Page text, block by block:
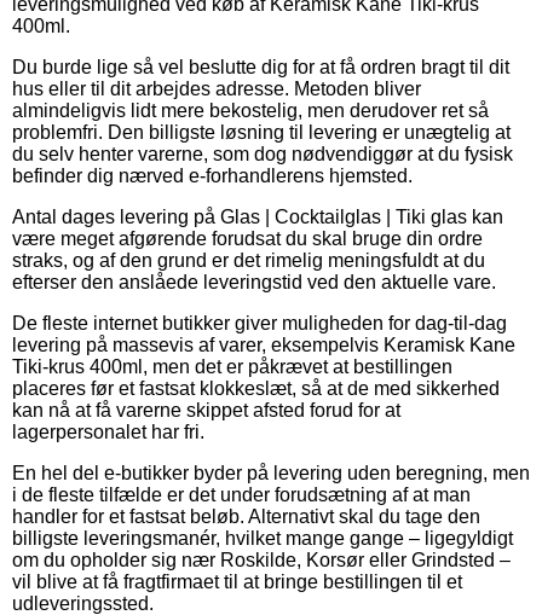
400ml.
Du burde lige så vel beslutte dig for at få ordren bragt til dit
hus eller til dit arbejdes adresse. Metoden bliver
almindeligvis lidt mere bekostelig, men derudover ret så
problemfri. Den billigste løsning til levering er unægtelig at
du selv henter varerne, som dog nødvendiggør at du fysisk
befinder dig nærved e-forhandlerens hjemsted.
Antal dages levering på Glas | Cocktailglas | Tiki glas kan
være meget afgørende forudsat du skal bruge din ordre
straks, og af den grund er det rimelig meningsfuldt at du
efterser den anslåede leveringstid ved den aktuelle vare.
De fleste internet butikker giver muligheden for dag-til-dag
levering på massevis af varer, eksempelvis Keramisk Kane
Tiki-krus 400ml, men det er påkrævet at bestillingen
placeres før et fastsat klokkeslæt, så at de med sikkerhed
kan nå at få varerne skippet afsted forud for at
lagerpersonalet har fri.
En hel del e-butikker byder på levering uden beregning, men
i de fleste tilfælde er det under forudsætning af at man
handler for et fastsat beløb. Alternativt skal du tage den
billigste leveringsmanér, hvilket mange gange – ligegyldigt
om du opholder sig nær Roskilde, Korsør eller Grindsted –
vil blive at få fragtfirmaet til at bringe bestillingen til et
udleveringssted.